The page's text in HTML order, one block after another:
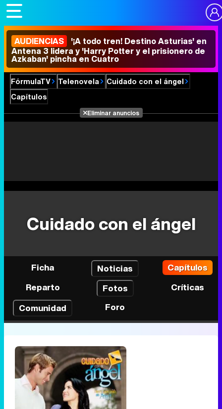
AUDIENCIAS '¡A todo tren! Destino Asturias' en
Antena 3 lidera y 'Harry Potter y el prisionero de
Azkaban' pincha en Cuatro
FórmulaTV Telenovela
Cuidado con el ángel
Capítulos
Eliminar anuncios
Cuidado con el ángel
Ficha Noticias
Capítulos
Reparto
Fotos
Críticas
Comunidad
Foro